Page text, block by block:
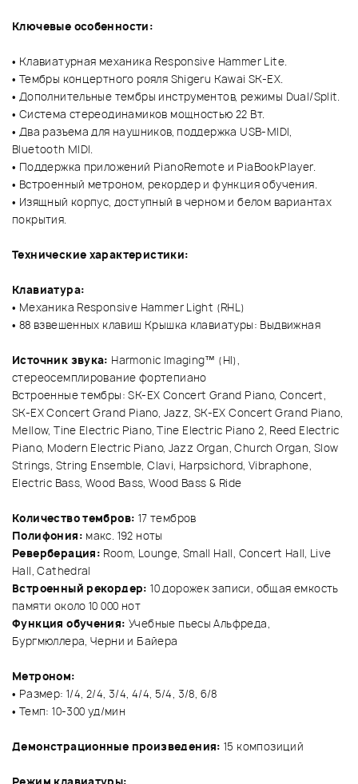
Ключевые особенности:
• Клавиатурная механика Responsive Hammer Lite.
• Тембры концертного рояля Shigeru Kawai SK-EX.
• Дополнительные тембры инструментов, режимы Dual/Split.
• Система стереодинамиков мощностью 22 Вт.
• Два разъема для наушников, поддержка USB-MIDI,
Bluetooth MIDI.
• Поддержка приложений PianoRemote и PiaBookPlayer.
• Встроенный метроном, рекордер и функция обучения.
• Изящный корпус, доступный в черном и белом вариантах
покрытия.
Технические характеристики:
Клавиатура:
• Механика Responsive Hammer Light (RHL)
• 88 взвешенных клавиш Крышка клавиатуры: Выдвижная
Источник звука: Harmonic Imaging™ (HI),
стереосемплирование фортепиано
Встроенные тембры: SK-EX Concert Grand Piano, Concert,
SK-EX Concert Grand Piano, Jazz, SK-EX Concert Grand Piano,
Mellow, Tine Electric Piano, Tine Electric Piano 2, Reed Electric
Piano, Modern Electric Piano, Jazz Organ, Church Organ, Slow
Strings, String Ensemble, Clavi, Harpsichord, Vibraphone,
Electric Bass, Wood Bass, Wood Bass & Ride
Количество тембров: 17 тембров
Полифония: макс. 192 ноты
Реверберация: Room, Lounge, Small Hall, Concert Hall, Live
Hall, Cathedral
Встроенный рекордер:10 дорожек записи, общая емкость
памяти около 10 000 нот
Функция обучения:Учебные пьесы Альфреда,
Бургмюллера, Черни и Байера
Метроном:
• Размер: 1/4, 2/4, 3/4, 4/4, 5/4, 3/8, 6/8
• Темп: 10-300 уд/мин
Демонстрационные произведения:15 композиций